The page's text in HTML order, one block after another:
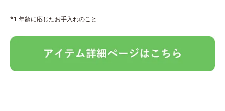
*1 年齢に応じたお手入れのこと